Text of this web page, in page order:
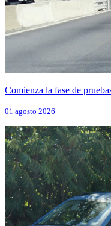
Comienza la fase de
01 agosto 2026